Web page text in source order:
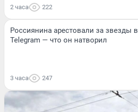
2 часа 222
Россиянина арестовали за звезды в
Telegram — что он натворил
3 часа 247